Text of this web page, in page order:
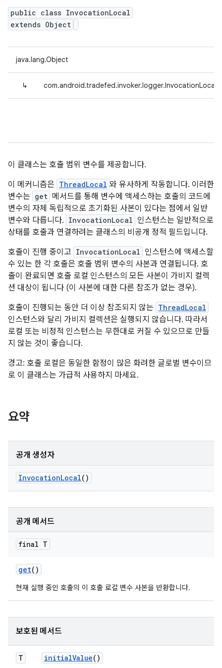
public class InvocationLocal
extends Object
java.lang.Object
↳
이 클래스는 호출 범위 변수를 제공합니다.
이 메커니즘은 ThreadLocal 와 유사하게 작동합니다. 이러한
변수는 get 메서드를 통해 변수에 액세스하는 호출의 코드에
변수의 자체 독립적으로 초기화된 사본이 있다는 점에서 일반
변수와 다릅니다. InvocationLocal 인스턴스는 일반적으로
상태를 호출과 연결하려는 클래스의 비공개 정적 필드입니다.
호출이 진행 중이고 InvocationLocal 인스턴스에 액세스할
수 있는 한 각 호출은 호출 범위 변수의 사본과 연결됩니다. 호
출이 완료되면 호출 로컬 인스턴스의 모든 사본이 가비지 컬렉
션 대상이 됩니다 (이 사본에 대한 다른 참조가 없는 경우).
호출이 진행되는 동안 더 이상 참조되지 않는 ThreadLocal
인스턴스와 달리 가비지 컬렉션은 실행되지 않습니다. 따라서
로컬 또는 비정적 인스턴스는 무한대로 커질 수 있으므로 만들
지 않는 것이 좋습니다.
경고: 호출 로컬은 동일한 함정이 많은 화려한 글로벌 변수이므
로 이 클래스는 가급적 사용하지 마세요.
요약
공개 생성자
InvocationLocal()
공개 메서드
final T
get()
현재 실행 중인 호출의 이 호출 로컬 변수 사본을 반환합니다.
보호된 메서드
T initialValue()